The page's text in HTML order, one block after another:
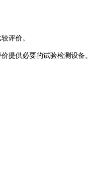
评价。
提供必要的试验检测设备。